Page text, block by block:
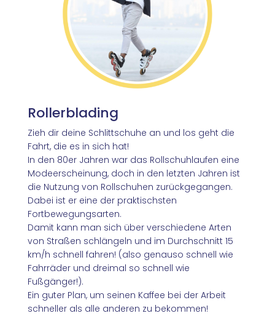
Rollerblading
Zieh dir deine Schlittschuhe an und los geht die
Fahrt, die es in sich hat!
In den 80er Jahren war das Rollschuhlaufen eine
Modeerscheinung, doch in den letzten Jahren ist
die Nutzung von Rollschuhen zurückgegangen.
Dabei ist er eine der praktischsten
Fortbewegungsarten.
Damit kann man sich über verschiedene Arten
von Straßen schlängeln und im Durchschnitt 15
km/h schnell fahren! (also genauso schnell wie
Fahrräder und dreimal so schnell wie
Fußgänger!).
Ein guter Plan, um seinen Kaffee bei der Arbeit
schneller als alle anderen zu bekommen!